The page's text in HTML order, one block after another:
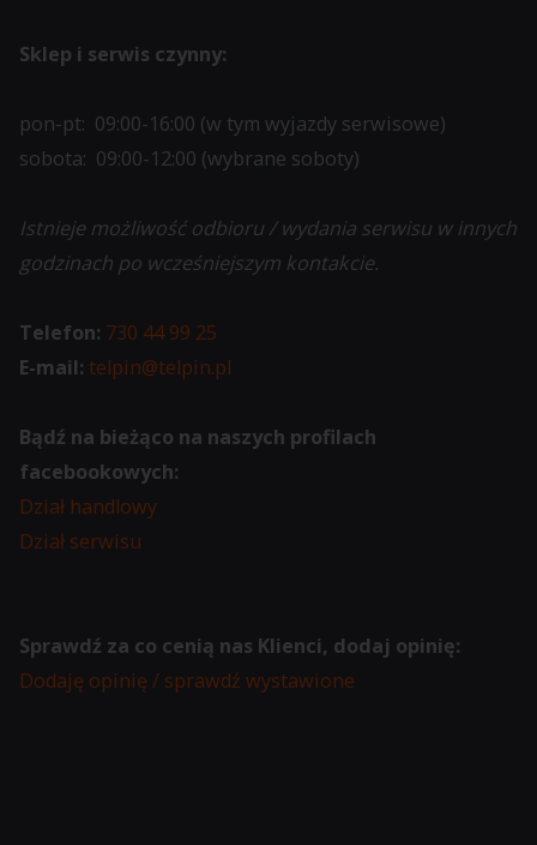
Sklep i serwis czynny:
pon-pt: 09:00-16:00 (w tym wyjazdy serwisowe)
sobota: 09:00-12:00 (wybrane soboty)
Istnieje możliwość odbioru / wydania serwisu w innych
godzinach po wcześniejszym kontakcie.
Telefon: 730 44 99 25
E-mail: telpin@telpin.pl
Bądź na bieżąco na naszych profilach
facebookowych:
Dział handlowy
Dział serwisu
Sprawdź za co cenią nas Klienci, dodaj opinię:
Dodaję opinię / sprawdź wystawione
Ten
opisuje
rodzaje
plików
cookie,
dane
oraz
przechowywania
lub
udostępniania
Twoich
również,
jak